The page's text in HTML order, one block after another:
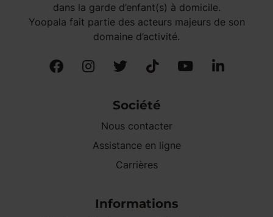
dans la garde d’enfant(s) à domicile.
Yoopala fait partie des acteurs majeurs de son
domaine d’activité.
Société
Nous contacter
Assistance en ligne
Carrières
Informations